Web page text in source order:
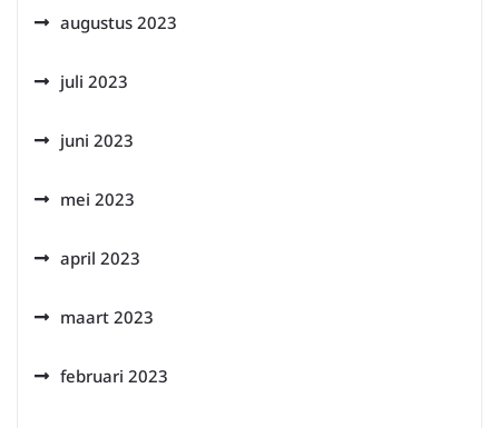
augustus 2023
juli 2023
juni 2023
mei 2023
april 2023
maart 2023
februari 2023